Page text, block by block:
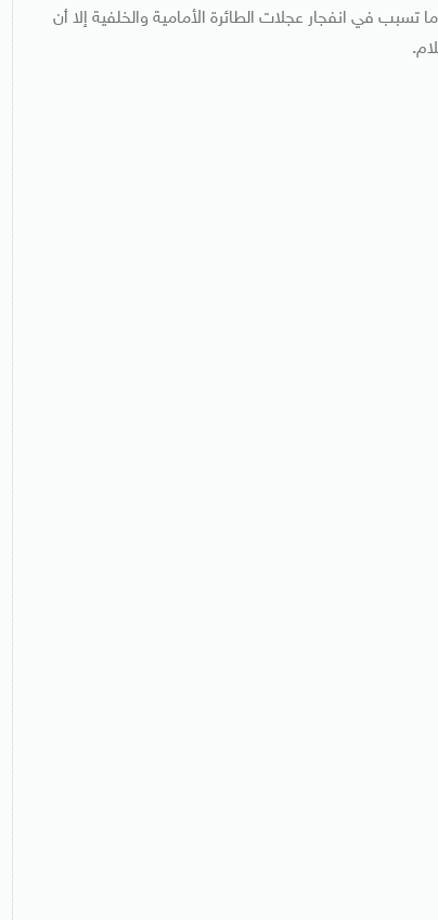
الطائرة في أحد الممرات المغلقة بالمطار منذ عام 2007، وهو ما تسبب في انفجار عجلات الطائرة الأمامية والخلفية إلا أن